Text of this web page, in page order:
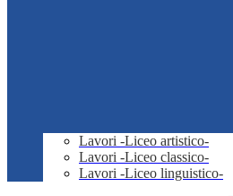
Lavori -Liceo artistico-
Lavori -Liceo classico-
Lavori -Liceo linguistico-